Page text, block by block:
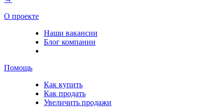
О проекте
Наши вакансии
Блог компании
Помощь
Как купить
Как продать
Увеличить продажи